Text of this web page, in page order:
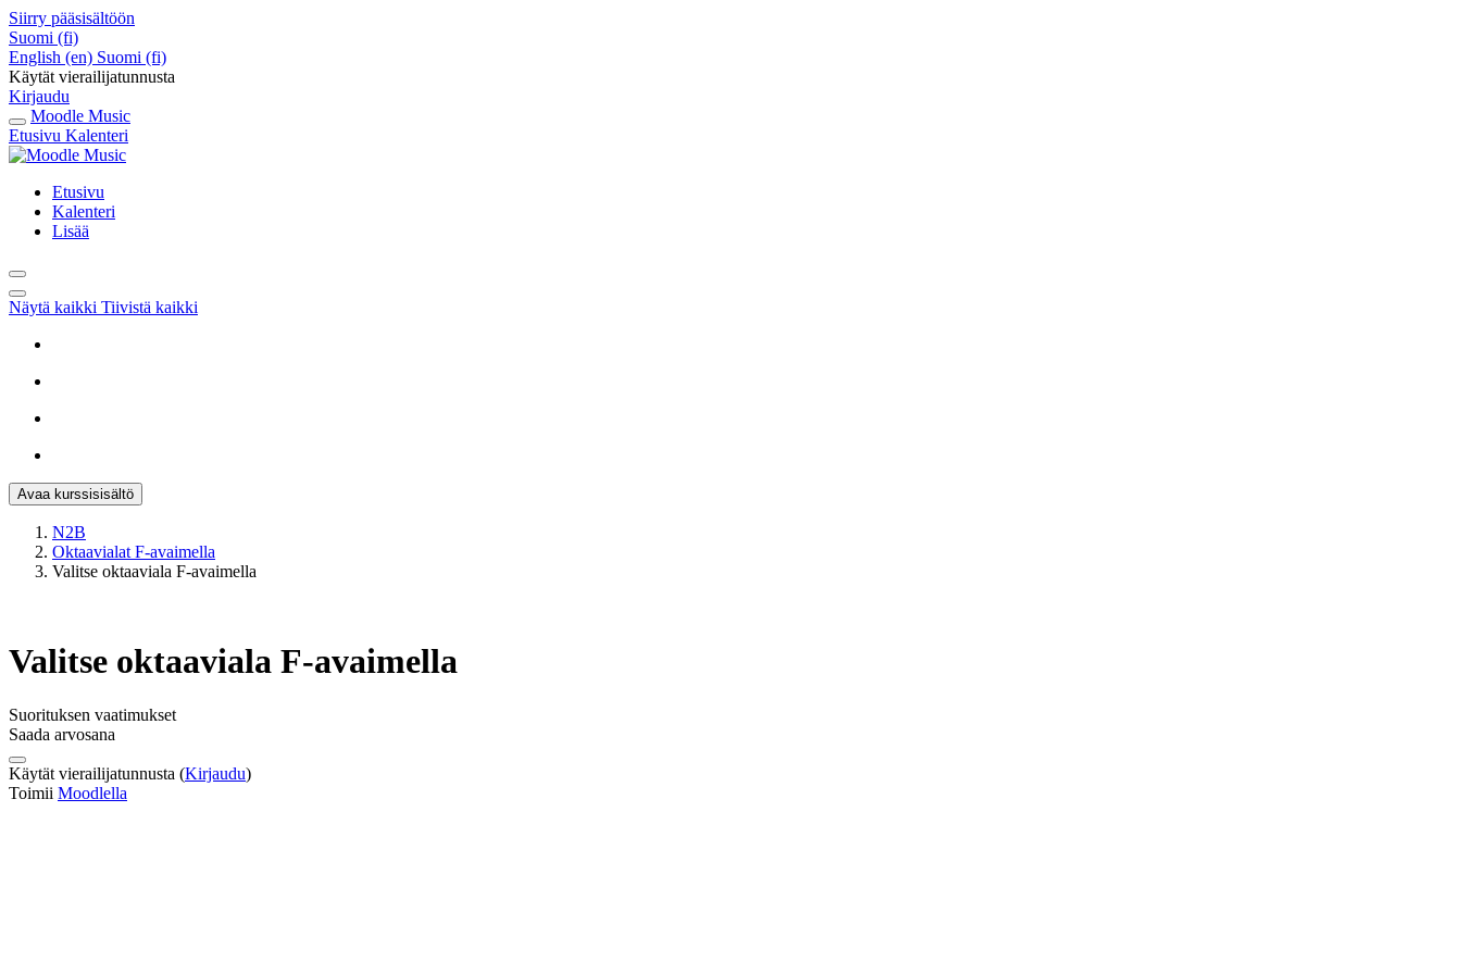
Siirry pääsisältöön
Suomi ‎(fi)‎
English ‎(en)‎ Suomi ‎(fi)‎
Käytät vierailijatunnusta
Kirjaudu
Moodle Music
Etusivu Kalenteri
Etusivu
Kalenteri
Lisää
Näytä kaikki Tiivistä kaikki
Avaa kurssisisältö
N2B
Oktaavialat F-avaimella
Valitse oktaaviala F-avaimella
Valitse oktaaviala F-avaimella
Suorituksen vaatimukset
Saada arvosana
Käytät vierailijatunnusta (Kirjaudu)
Toimii Moodlella